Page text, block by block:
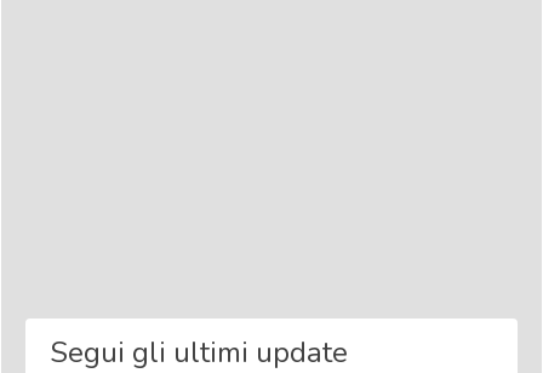
Segui gli ultimi update